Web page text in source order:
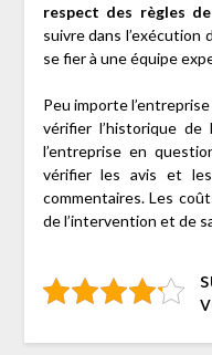
respect des règles
suivre dans
se fier à une équipe
Peu importe
vérifier l’historique de
l’entreprise en
vérifier les avis et
commentaires. Les
de l’intervention et de